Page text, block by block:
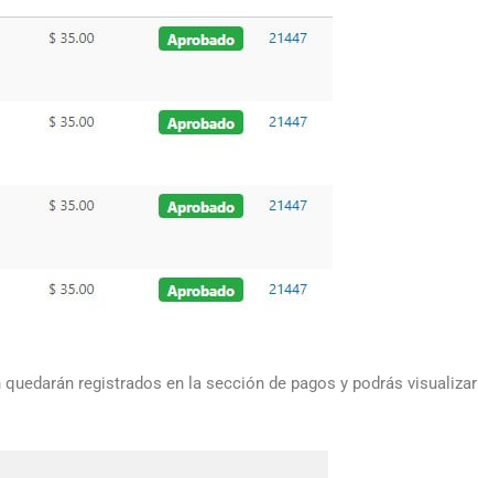
registrados en la sección de pagos y podrás visualizar